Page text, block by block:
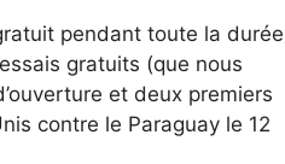
pendant toute la durée
gratuits (que nous
et deux premiers
contre le Paraguay le 12